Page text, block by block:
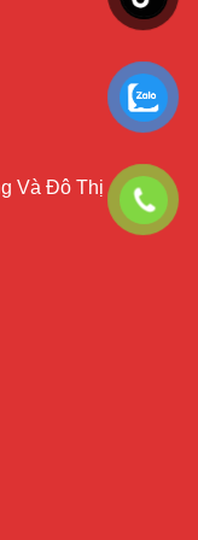
Và Đô Thị